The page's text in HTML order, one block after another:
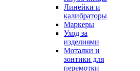
Линейки и
калибраторы
Маркеры
Уход за
изделиями
Моталки и
зонтики для
перемотки